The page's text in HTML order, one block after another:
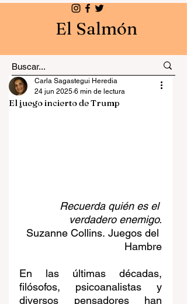
El Salmón
El juego incierto de Trump
Carla Sagastegui Heredia
24 jun 2025 6 min de lectura
Recuerda quién es el
verdadero enemigo.
Suzanne Collins. Juegos del
Hambre
En las últimas décadas,
filósofos, psicoanalistas y
diversos pensadores han